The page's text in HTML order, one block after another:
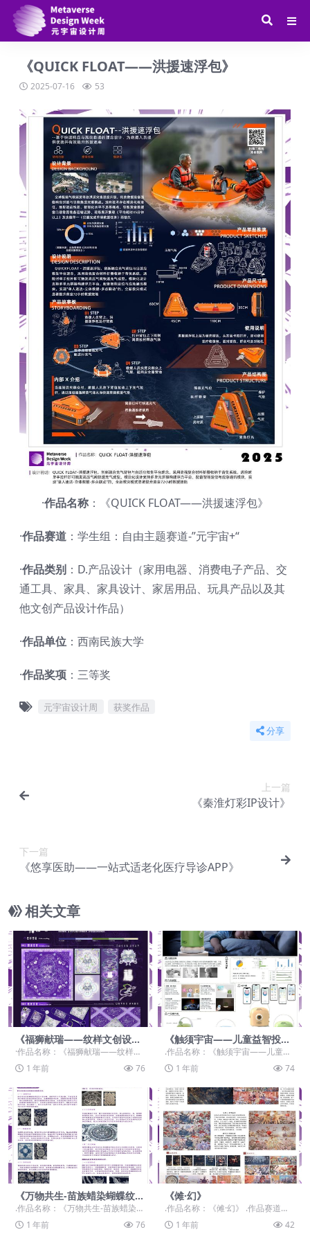
《QUICK FLOAT——洪援速浮包》
2025-07-16 53
·作品名称 ：《QUICK FLOAT——洪援速浮包》
·作品赛道 ：学生组：自由主题赛道-”元宇宙+“
·作品类别 ：D.产品设计（家用电器、消费电子产品、交
通工具、家具、家具设计、家居用品、玩具产品以及其
他文创产品设计作品）
·作品单位 ：西南民族大学
·作品奖项 ：三等奖
元宇宙设计周 获奖作品
分享
上一篇
《秦淮灯彩IP设计》
下一篇
《悠享医助——一站式适老化医疗导诊APP》
相关文章
《福狮献瑞——纹样文创设
计》
·作品名称：《福狮献瑞——纹样文
创设计》 ·作品赛道：学生组：自由
主题赛道-”元...
1 年前 76
《触须宇宙——儿童益智投影
故事机》
.作品名称：《触须宇宙——儿童益
智投影故事机》 .作品赛道：学生
组：自由主题赛道...
1 年前 74
《万物共生-苗族蜡染蝴蝶纹样
的地域密码》
.作品名称：《万物共生-苗族蜡染蝴
蝶纹样的地域密码》 .作品赛道：学
生组：命题赛...
1 年前 76
《傩·幻》
.作品名称：《傩·幻》 .作品赛道：
学生组：命题赛道-”元宇宙+非遗“ .
作品类...
1 年前 42